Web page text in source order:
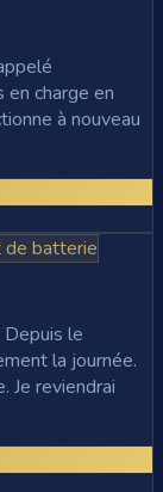
charge en
à nouveau
de batterie
le
la journée.
Je reviendrai